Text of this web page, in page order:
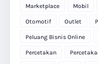
Marketplace Mobil
Otomotif Outlet
Peluang Bisnis Online
Percetakan